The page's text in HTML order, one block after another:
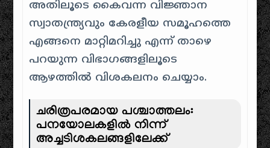
അതിലൂടെ കൈവന്ന വിജ്ഞാന
സ്വാതന്ത്ര്യവും കേരളീയ സമൂഹത്തെ
എങ്ങനെ മാറ്റിമറിച്ചു എന്ന് താഴെ
പറയുന്ന വിഭാഗങ്ങളിലൂടെ
ആഴത്തിൽ വിശകലനം ചെയ്യാം.
ചരിത്രപരമായ പശ്ചാത്തലം:
പനയോലകളിൽ നിന്ന്
അച്ചടിശകലങ്ങളിലേക്ക്